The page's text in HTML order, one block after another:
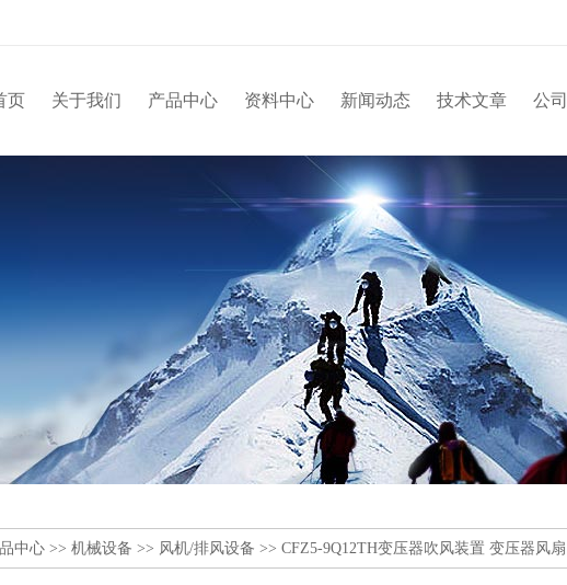
页 关于我们 产品中心 资料中心 新闻动态 技术文章 公
中心 >> 机械设备 >> 风机/排风设备 >> CFZ5-9Q12TH变压器吹风装置 变压器风扇